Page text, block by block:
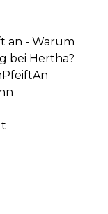
an - Warum
bei Hertha?